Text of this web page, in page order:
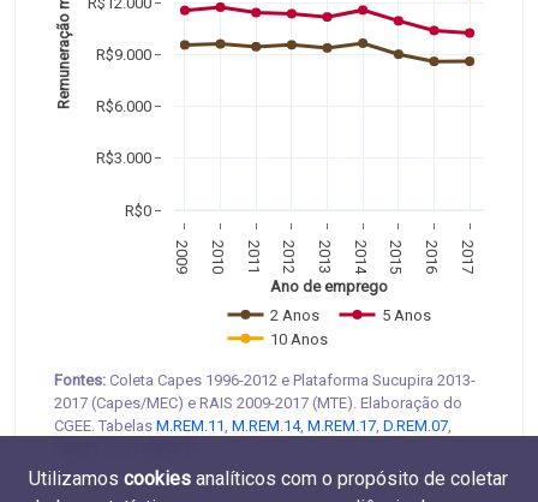
2009 2010 2011 2012 2013 2014 2015 2016 2017
R$0
R$3.000
R$6.000
R$9.000
2 Anos
5 Anos
10 Anos
Ano de emprego
Remuneração média
Fontes: Coleta Capes 1996-2012 e Plataforma Sucupira 2013-
2017 (Capes/MEC) e RAIS 2009-2017 (MTE). Elaboração do
CGEE. Tabelas M.REM.11, M.REM.14, M.REM.17, D.REM.07,
Utilizamos cookies analíticos com o propósito de coletar